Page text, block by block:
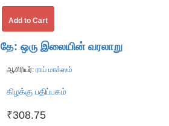
Add to Cart
தே: ஒரு இலையின் வரலாறு
ஆசிரியர்: ராய் மாக்ஸம்
கிழக்கு பதிப்பகம்
₹308.75